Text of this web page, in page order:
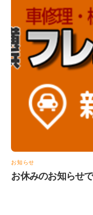
お知らせ
お休みのお知らせで